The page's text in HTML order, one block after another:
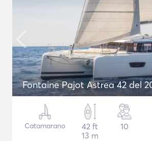
Fontaine Pajot Astrea 42 del
Catamarano
42 ft
13 m
10